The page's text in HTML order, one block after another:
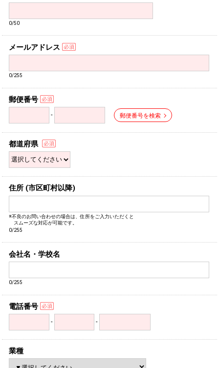
0/50
メールアドレス
0/255
郵便番号
- 郵便番号を検索
都道府県
住所 (市区町村以降)
※不良のお問い合わせの場合は、住所をご入力いただくと
スムーズな対応が可能です。
0/255
会社名・学校名
0/255
電話番号
- -
業種